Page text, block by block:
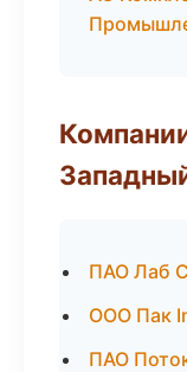
ПАО Лаб
ООО Пак
ПАО